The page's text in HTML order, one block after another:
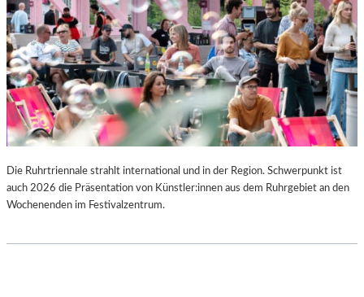
Die Ruhrtriennale strahlt international und in der Region. Schwerpunkt ist
auch 2026 die Präsentation von Künstler:innen aus dem Ruhrgebiet an den
Wochenenden im Festivalzentrum.